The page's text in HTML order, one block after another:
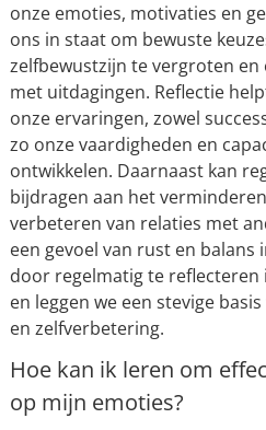
onze emoties, motivaties en
ons in staat om bewuste
zelfbewustzijn te vergroten en
met uitdagingen. Reflectie
onze ervaringen, zowel
zo onze vaardigheden en
ontwikkelen. Daarnaast kan
bijdragen aan het
verbeteren van relaties met
een gevoel van rust en balans
door regelmatig te reflecteren
en leggen we een stevige
en zelfverbetering.
Hoe kan ik leren om
op mijn emoties?